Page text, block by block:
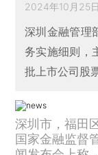
2024年10月25
深圳金融管理
务实施细则，
批上市公司股
深圳市，福田
国家金融监督